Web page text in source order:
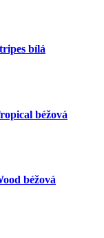
bílá
béžová
béžová